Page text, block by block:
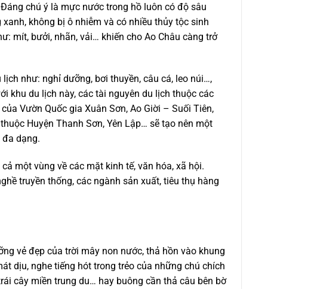
chú ý là mực nước trong hồ luôn có độ sâu
không bị ô nhiễm và có nhiều thủy tộc sinh
mít, bưởi, nhãn, vải… khiến cho Ao Châu càng trở
như: nghỉ dưỡng, bơi thuyền, câu cá, leo núi…,
khu du lịch này, các tài nguyên du lịch thuộc các
Vườn Quốc gia Xuân Sơn, Ao Giời – Suối Tiên,
Huyện Thanh Sơn, Yên Lập… sẽ tạo nên một
dạng.
một vùng về các mặt kinh tế, văn hóa, xã hội.
truyền thống, các ngành sản xuất, tiêu thụ hàng
vẻ đẹp của trời mây non nước, thả hồn vào khung
dịu, nghe tiếng hót trong trẻo của những chú chích
cây miền trung du… hay buông cần thả câu bên bờ